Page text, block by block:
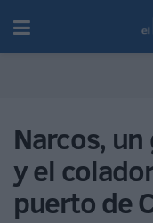
Narcos,
y el
puerto de